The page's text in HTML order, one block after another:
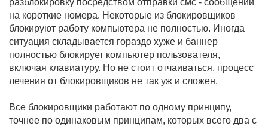
разблокировку посредством отправки смс - сообщений
на короткие номера. Некоторые из блокировщиков
блокируют работу компьютера не полностью. Иногда
ситуация складывается гораздо хуже и баннер
полностью блокирует компьютер пользователя,
включая клавиатуру. Но не стоит отчаиваться, процесс
лечения от блокировщиков не так уж и сложен.
Все блокировщики работают по одному принципу,
точнее по одинаковым принципам, которых всего два с